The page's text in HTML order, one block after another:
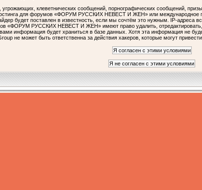
клеветнических сообщений, порнографических сообщений,
для форумов «ФОРУМ РУССКИХ НЕВЕСТ И ЖЕН» или международное
будет поставлен в известность, если мы сочтём это нужным. IP-адреса
«ФОРУМ РУССКИХ НЕВЕСТ И ЖЕН» имеют право удалить,
информация будет храниться в базе данных. Хотя эта информация не
может быть ответственна за действия хакеров, которые могут привести